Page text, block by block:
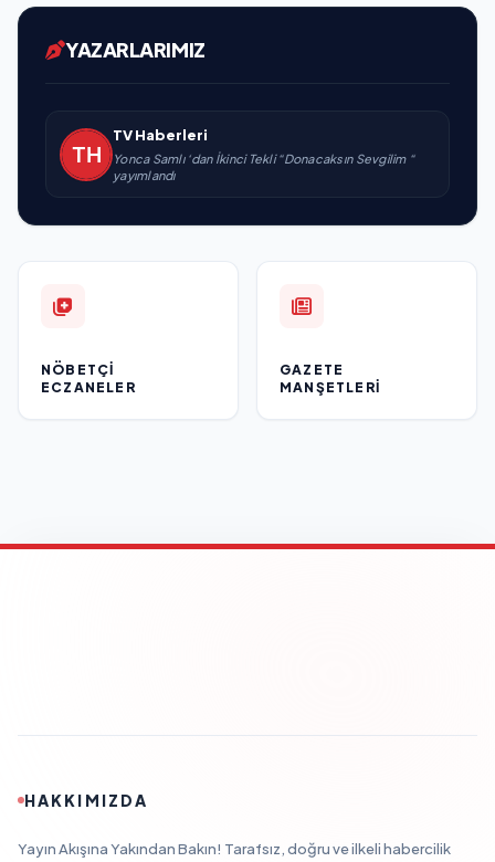
YAZARLARIMIZ
TV Haberleri
Yonca Samlı ‘dan İkinci Tekli “Donacaksın Sevgilim “
yayımlandı
NÖBETÇI
ECZANELER
GAZETE
MANŞETLERI
HAKKIMIZDA
Yayın Akışına Yakından Bakın! Tarafsız, doğru ve ilkeli habercilik